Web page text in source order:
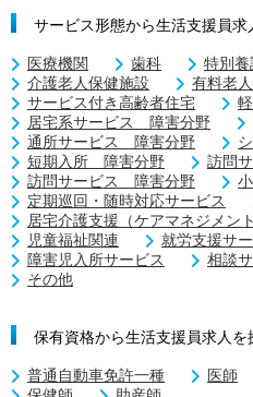
サービス形態から生活支援員求
医療機関 歯科
特別養
介護老人保健施設
有料老
サービス付き高齢者住宅
居宅系サービス 障害分野
通所サービス 障害分野
短期入所 障害分野
訪問
訪問サービス 障害分野
定期巡回・随時対応サービス
居宅介護支援（ケアマネジメント
児童福祉関連
就労支援サ
障害児入所サービス
相談
その他
保有資格から生活支援員求人を
普通自動車免許一種 医師